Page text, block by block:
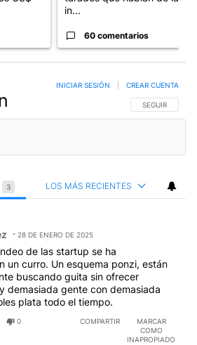
in...
60 comentarios
SIGA ESTA
SEGUIR
INICIAR SESIÓN CREAR CUENTA
3 LOS MÁS RECIENTES
28 DE ENERO DE 2025
de las startup se ha
un curro. Un esquema ponzi, están
buscando guita sin ofrecer
demasiada gente con demasiada
plata todo el tiempo.
0 COMPARTIR
MARCAR
COMO
INAPROPIADO